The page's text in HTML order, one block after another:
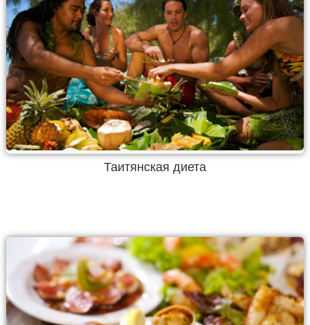
Таитянская диета